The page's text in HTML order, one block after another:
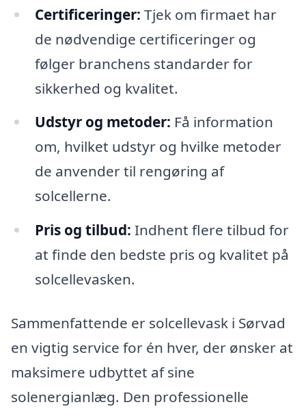
Certificeringer: Tjek om firmaet har
de nødvendige certificeringer og
følger branchens standarder for
sikkerhed og kvalitet.
Udstyr og metoder: Få information
om, hvilket udstyr og hvilke metoder
de anvender til rengøring af
solcellerne.
Pris og tilbud: Indhent flere tilbud for
at finde den bedste pris og kvalitet på
solcellevasken.
Sammenfattende er solcellevask i Sørvad
en vigtig service for én hver, der ønsker at
maksimere udbyttet af sine
solenergianlæg. Den professionelle